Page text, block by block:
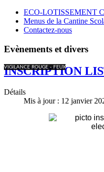
ECO-LOTISSEMENT
Menus de la Cantine
Contactez-nous
Evènements et divers
VIGILANCE ROUGE - FEUX
INSCRIPTION
Détails
Mis à jour : 12 janvier